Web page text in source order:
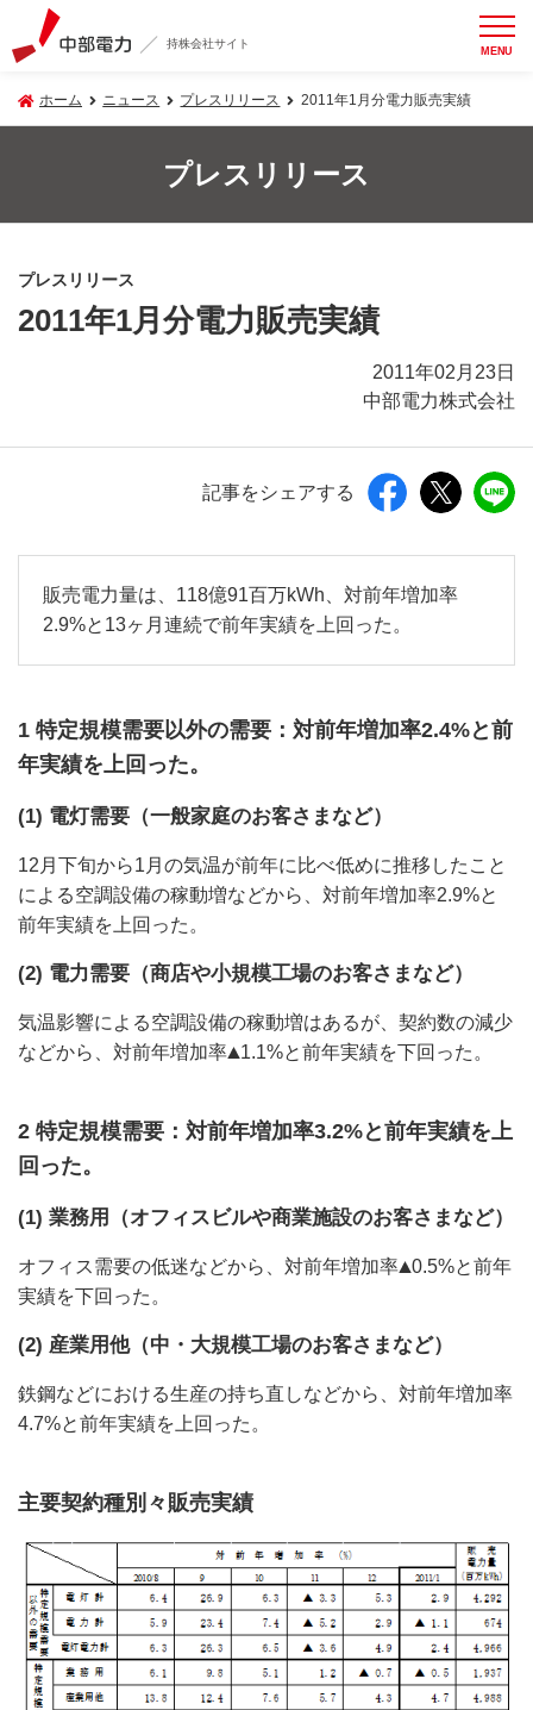
持株会社サイト MENU
ホーム ニュース プレスリリース 2011年1月分電力販売実績
プレスリリース
プレスリリース
2011年1月分電力販売実績
2011年02月23日
中部電力株式会社
記事をシェアする
販売電力量は、118億91百万kWh、対前年増加率
2.9%と13ヶ月連続で前年実績を上回った。
1 特定規模需要以外の需要：対前年増加率2.4%と前
年実績を上回った。
(1) 電灯需要（一般家庭のお客さまなど）
12月下旬から1月の気温が前年に比べ低めに推移したこと
による空調設備の稼動増などから、対前年増加率2.9%と
前年実績を上回った。
(2) 電力需要（商店や小規模工場のお客さまなど）
気温影響による空調設備の稼動増はあるが、契約数の減少
などから、対前年増加率
1.1%と前年実績を下回った。
2 特定規模需要：対前年増加率3.2%と前年実績を上
回った。
(1) 業務用（オフィスビルや商業施設のお客さまなど）
オフィス需要の低迷などから、対前年増加率
0.5%と前年
実績を下回った。
(2) 産業用他（中・大規模工場のお客さまなど）
鉄鋼などにおける生産の持ち直しなどから、対前年増加率
4.7%と前年実績を上回った。
主要契約種別々販売実績